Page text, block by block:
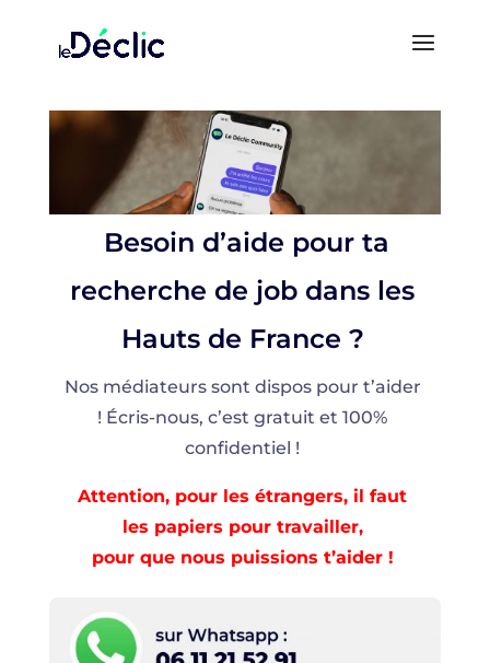
Besoin d’aide pour ta
recherche de job dans les
Hauts de France ?
Nos médiateurs sont dispos pour t’aider
! Écris-nous, c’est gratuit et 100%
confidentiel !
Attention, pour les étrangers, il faut
les papiers pour travailler,
pour que nous puissions t’aider !